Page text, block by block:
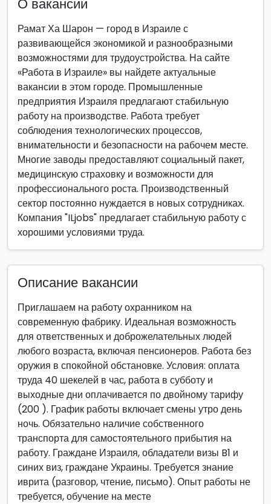
О вакансии
Рамат Ха Шарон — город в Израиле с
развивающейся экономикой и разнообразными
возможностями для трудоустройства. На сайте
«Работа в Израиле» вы найдете актуальные
вакансии в этом городе. Промышленные
предприятия Израиля предлагают стабильную
работу на производстве. Работа требует
соблюдения технологических процессов,
внимательности и безопасности на рабочем месте.
Многие заводы предоставляют социальный пакет,
медицинскую страховку и возможности для
профессионального роста. Производственный
сектор постоянно нуждается в новых сотрудниках.
Компания "ILjobs" предлагает стабильную работу с
хорошими условиями труда.
Описание вакансии
Приглашаем на работу охранником на
современную фабрику. Идеальная возможность
для ответственных и доброжелательных людей
любого возраста, включая пенсионеров. Работа без
оружия в спокойной обстановке. Условия: оплата
труда 40 шекелей в час, работа в субботу и
выходные дни оплачивается по двойному тарифу
(200 ). График работы включает смены утро день
ночь. Обязательно наличие собственного
транспорта для самостоятельного прибытия на
работу. Граждане Израиля, обладатели визы B1 и
синих виз, граждане Украины. Требуется знание
иврита (разговор, чтение, письмо). Опыт работы не
требуется, обучение на месте